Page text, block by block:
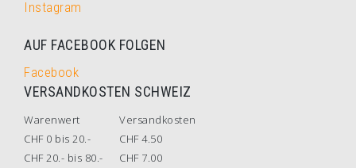
Instagram
AUF FACEBOOK FOLGEN
Facebook
VERSANDKOSTEN SCHWEIZ
Warenwert
Versandkosten
CHF 0 bis 20.-
CHF 4.50
CHF 20.- bis 80.-
CHF 7.00